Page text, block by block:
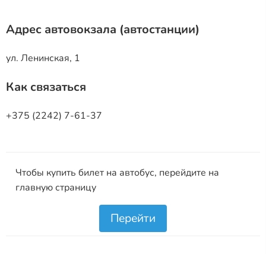
Адрес автовокзала (автостанции)
ул. Ленинская, 1
Как связаться
+375 (2242) 7-61-37
Чтобы купить билет на автобус, перейдите на
главную страницу
Перейти